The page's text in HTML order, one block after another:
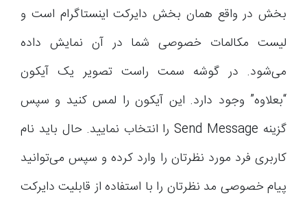
بخش در واقع همان بخش دایرکت اینستاگرام است و
لیست مکالمات خصوصی شما در آن نمایش داده
می‌شود. در گوشه سمت راست تصویر یک آیکون
“بعلاوه” وجود دارد. این آیکون را لمس کنید و سپس
گزینه Send Message را انتخاب نمایید. حال باید نام
کاربری فرد مورد نظرتان را وارد کرده و سپس می‌توانید
پیام خصوصی مد نظرتان را با استفاده از قابلیت دایرکت